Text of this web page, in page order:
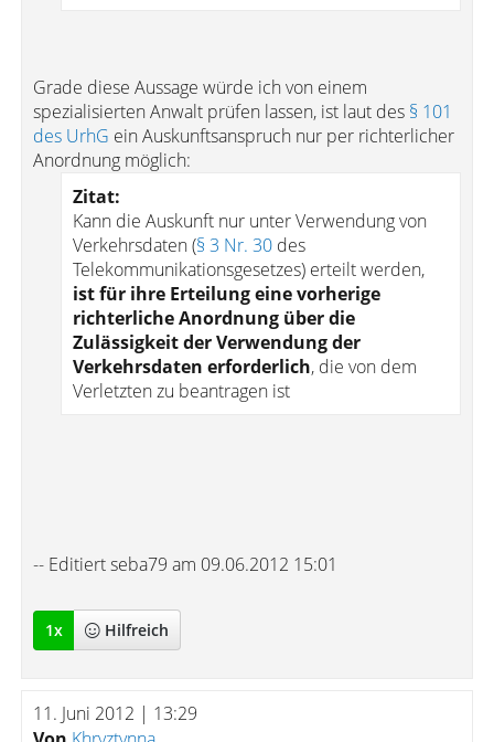
Grade diese Aussage würde ich von einem
spezialisierten Anwalt prüfen lassen, ist laut des § 101
des UrhG ein Auskunftsanspruch nur per richterlicher
Anordnung möglich:
Zitat:
Kann die Auskunft nur unter Verwendung von
Verkehrsdaten (§ 3 Nr. 30des
Telekommunikationsgesetzes) erteilt werden,
ist für ihre Erteilung eine vorherige
richterliche Anordnung über die
Zulässigkeit der Verwendung der
Verkehrsdaten erforderlich, die von dem
Verletzten zu beantragen ist
-- Editiert seba79 am 09.06.2012 15:01
1x Hilfreich
11. Juni 2012 | 13:29